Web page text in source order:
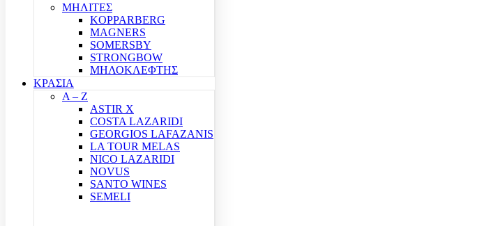
ΜΗΛΙΤΕΣ
KOPPARBERG
MAGNERS
SOMERSBY
STRONGBOW
ΜΗΛΟΚΛΕΦΤΗΣ
ΚΡΑΣΙΑ
A – Z
ASTIR X
COSTA LAZARIDI
GEORGIOS LAFAZANIS
LA TOUR MELAS
NICO LAZARIDI
NOVUS
SANTO WINES
SEMELI